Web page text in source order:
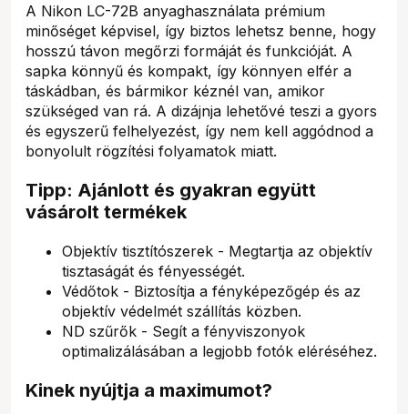
A Nikon LC-72B anyaghasználata prémium
minőséget képvisel, így biztos lehetsz benne, hogy
hosszú távon megőrzi formáját és funkcióját. A
sapka könnyű és kompakt, így könnyen elfér a
táskádban, és bármikor kéznél van, amikor
szükséged van rá. A dizájnja lehetővé teszi a gyors
és egyszerű felhelyezést, így nem kell aggódnod a
bonyolult rögzítési folyamatok miatt.
Tipp: Ajánlott és gyakran együtt
vásárolt termékek
Objektív tisztítószerek - Megtartja az objektív
tisztaságát és fényességét.
Védőtok - Biztosítja a fényképezőgép és az
objektív védelmét szállítás közben.
ND szűrők - Segít a fényviszonyok
optimalizálásában a legjobb fotók eléréséhez.
Kinek nyújtja a maximumot?